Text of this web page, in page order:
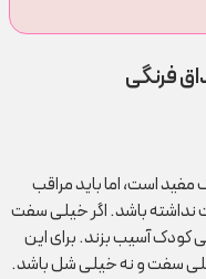
فرنگی
است، اما باید مراقب
نداشته باشد. اگر خیلی سفت
کودک آسیب بزند. برای این
سفت و نه خیلی شل باشد.